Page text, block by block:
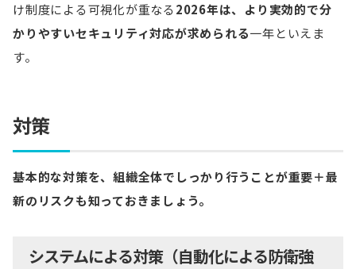
け制度による可視化が重なる 2026年は、より実効的で分
かりやすいセキュリティ対応が求められる一年といえま
す。
対策
基本的な対策を、組織全体でしっかり行うことが重要＋最
新のリスクも知っておきましょう。
システムによる対策（自動化による防衛強